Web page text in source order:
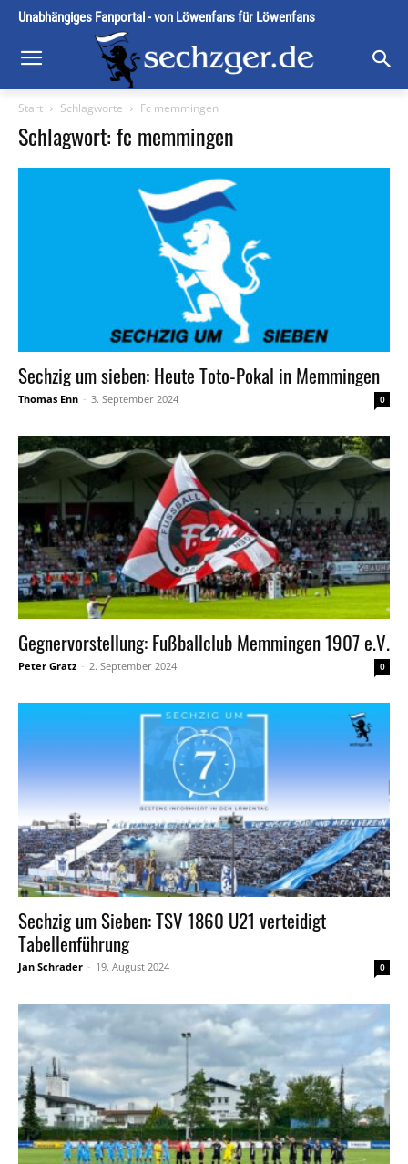
Unabhängiges Fanportal - von Löwenfans für Löwenfans
Start Schlagworte Fc memmingen
Schlagwort: fc memmingen
Sechzig um sieben: Heute Toto-Pokal in Memmingen
Thomas Enn - 3. September 2024 0
Gegnervorstellung: Fußballclub Memmingen 1907 e.V.
Peter Gratz - 2. September 2024 0
Sechzig um Sieben: TSV 1860 U21 verteidigt
Tabellenführung
Jan Schrader - 19. August 2024 0